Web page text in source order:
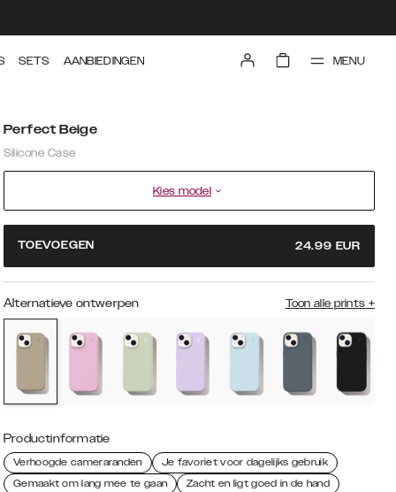
SETS AANBIEDINGEN MENU
Perfect Beige
Silicone Case
Kies model
TOEVOEGEN 24.99 EUR
Alternatieve ontwerpen Toon alle prints +
Productinformatie
Verhoogde cameraranden
Je favoriet voor dagelijks gebruik
Gemaakt om lang mee te gaan
Zacht en ligt goed in de hand